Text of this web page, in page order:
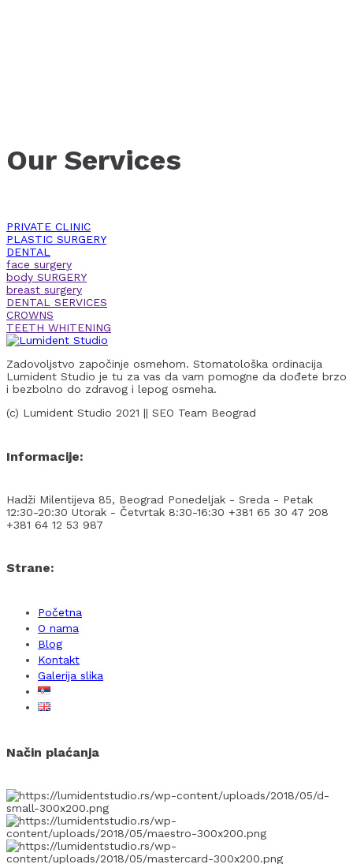
Our Services
PRIVATE CLINIC
PLASTIC SURGERY
DENTAL
face surgery
body SURGERY
breast surgery
DENTAL SERVICES
CROWNS
TEETH WHITENING
Zadovoljstvo započinje osmehom. Stomatološka ordinacija
Lumident Studio je tu za vas da vam pomogne da dođete brzo
i bezbolno do zdravog i lepog osmeha.
(c) Lumident Studio 2021 || SEO Team Beograd
Informacije:
Hadži Milentijeva 85, Beograd Ponedeljak - Sreda - Petak
12:30-20:30 Utorak - Četvrtak 8:30-16:30 +381 65 30 47 208
+381 64 12 53 987
Strane:
Početna
O nama
Blog
Kontakt
Galerija slika
Način plaćanja